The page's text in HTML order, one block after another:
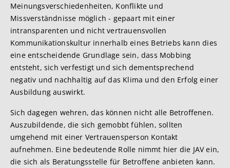
Meinungsverschiedenheiten, Konflikte und
Missverständnisse möglich - gepaart mit einer
intransparenten und nicht vertrauensvollen
Kommunikationskultur innerhalb eines Betriebs kann dies
eine entscheidende Grundlage sein, dass Mobbing
entsteht, sich verfestigt und sich dementsprechend
negativ und nachhaltig auf das Klima und den Erfolg einer
Ausbildung auswirkt.
Sich dagegen wehren, das können nicht alle Betroffenen.
Auszubildende, die sich gemobbt fühlen, sollten
umgehend mit einer Vertrauensperson Kontakt
aufnehmen. Eine bedeutende Rolle nimmt hier die JAV ein,
die sich als Beratungsstelle für Betroffene anbieten kann.